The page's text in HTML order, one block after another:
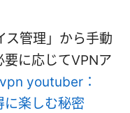
ス管理」から手動
要に応じてVPNア
youtuber：
楽しむ秘密